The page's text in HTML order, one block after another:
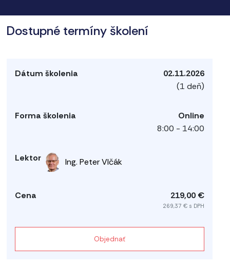
Dostupné termíny školení
02.11.2026
(1 deň)
Online
8:00 - 14:00
Ing. Peter Vlčák
219,00 €
269,37 € s DPH
Objednať